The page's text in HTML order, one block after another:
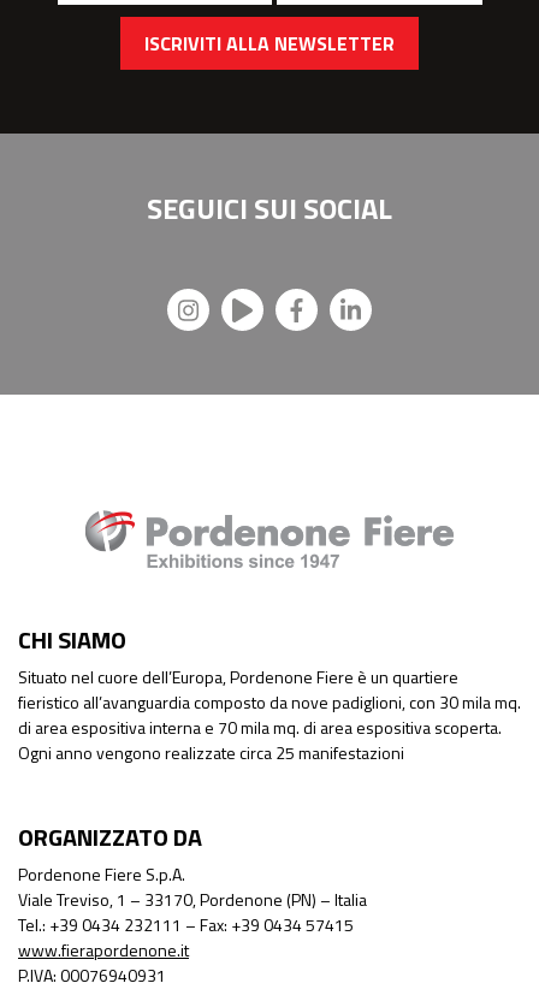
ISCRIVITI ALLA NEWSLETTER
SEGUICI SUISOCIAL
CHI SIAMO
Situato nel cuore dell’Europa, Pordenone Fiere è un quartiere
fieristico all’avanguardia composto da nove padiglioni, con 30 mila mq.
di area espositiva interna e 70 mila mq. di area espositiva scoperta.
Ogni anno vengono realizzate circa 25 manifestazioni
ORGANIZZATO DA
Pordenone Fiere S.p.A.
Viale Treviso, 1 – 33170, Pordenone (PN) – Italia
Tel.: +39 0434 232111 – Fax: +39 0434 57415
www.fierapordenone.it
P.IVA: 00076940931